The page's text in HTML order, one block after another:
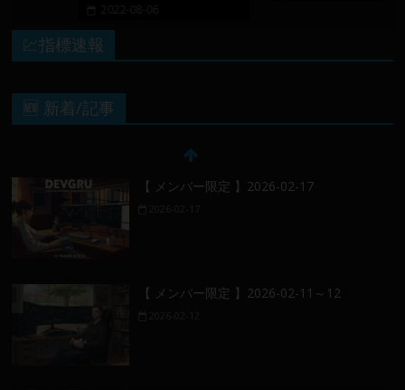
2022-08-06
💹指標速報
🆕 新着/記事
【 メンバー限定 】2026-02-17
【 メンバー限定 】2026-02-11～12